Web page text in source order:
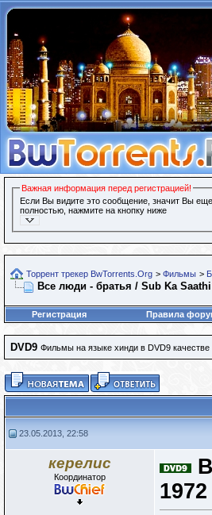
Важная информация перед регистрацией!
Если Вы видите это сообщение, значит Вы
полностью, нажмите на кнопку ниже
Торрент трекер BwTorrents.Org > Фильмы >
Все люди - братья / Sub Ka
Регистрация Правила
DVD9 Фильмы на языке хинди в DVD9 качестве
23.05.2013, 22:58
керелис
Координатор